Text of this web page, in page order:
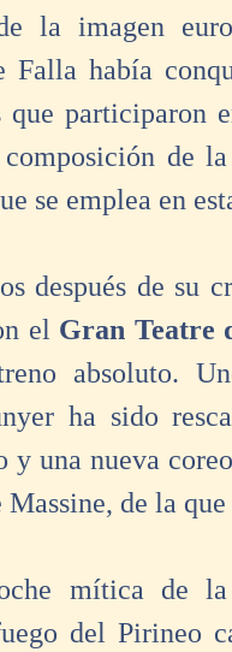
la imagen
Falla había
que participaron
de
se emplea en
después de su
el Gran Teatre
absoluto.
ha sido
y una nueva
de la
mítica de
del Pirineo